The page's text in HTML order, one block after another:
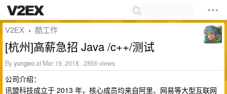
V2EX › 酷工作
[杭州]高薪急招 Java /c++/测试
Byyungeoat Mar 19, 2018 · 2856 views
公司介绍：
讯盟科技成立于 2013 年，核心成员均来自阿里、网易等大型互联网